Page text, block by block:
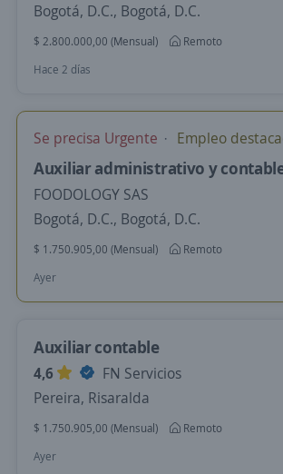
Bogotá, D.C., Bogotá, D.C.
$ 2.800.000,00 (Mensual)
Remoto
Hace 2 días
Se precisa Urgente Empleo
Auxiliar administrativo y
FOODOLOGY SAS
Bogotá, D.C., Bogotá, D.C.
$ 1.750.905,00 (Mensual)
Remoto
Ayer
Auxiliar contable
4,6
FN Servicios
Pereira, Risaralda
$ 1.750.905,00 (Mensual)
Remoto
Ayer